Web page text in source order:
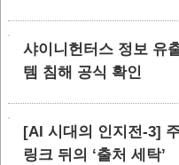
샤이니헌터스 정보 유
템 침해 공식 확인
[AI 시대의 인지전-3]
링크 뒤의 ‘출처 세탁’